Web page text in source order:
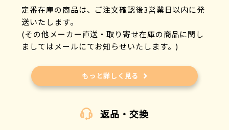
定番在庫の商品は、ご注文確認後3営業日以内に発
送いたします。
(その他メーカー直送・取り寄せ在庫の商品に関し
ましてはメールにてお知らせいたします。)
もっと詳しく見る
返品・交換